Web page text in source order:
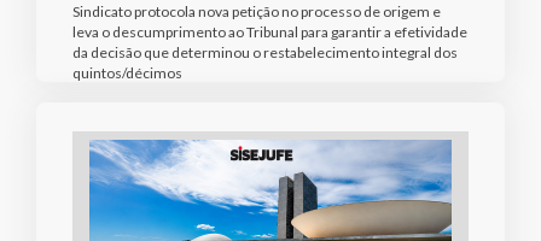
Sindicato protocola nova petição no processo de origem e
leva o descumprimento ao Tribunal para garantir a efetividade
da decisão que determinou o restabelecimento integral dos
quintos/décimos